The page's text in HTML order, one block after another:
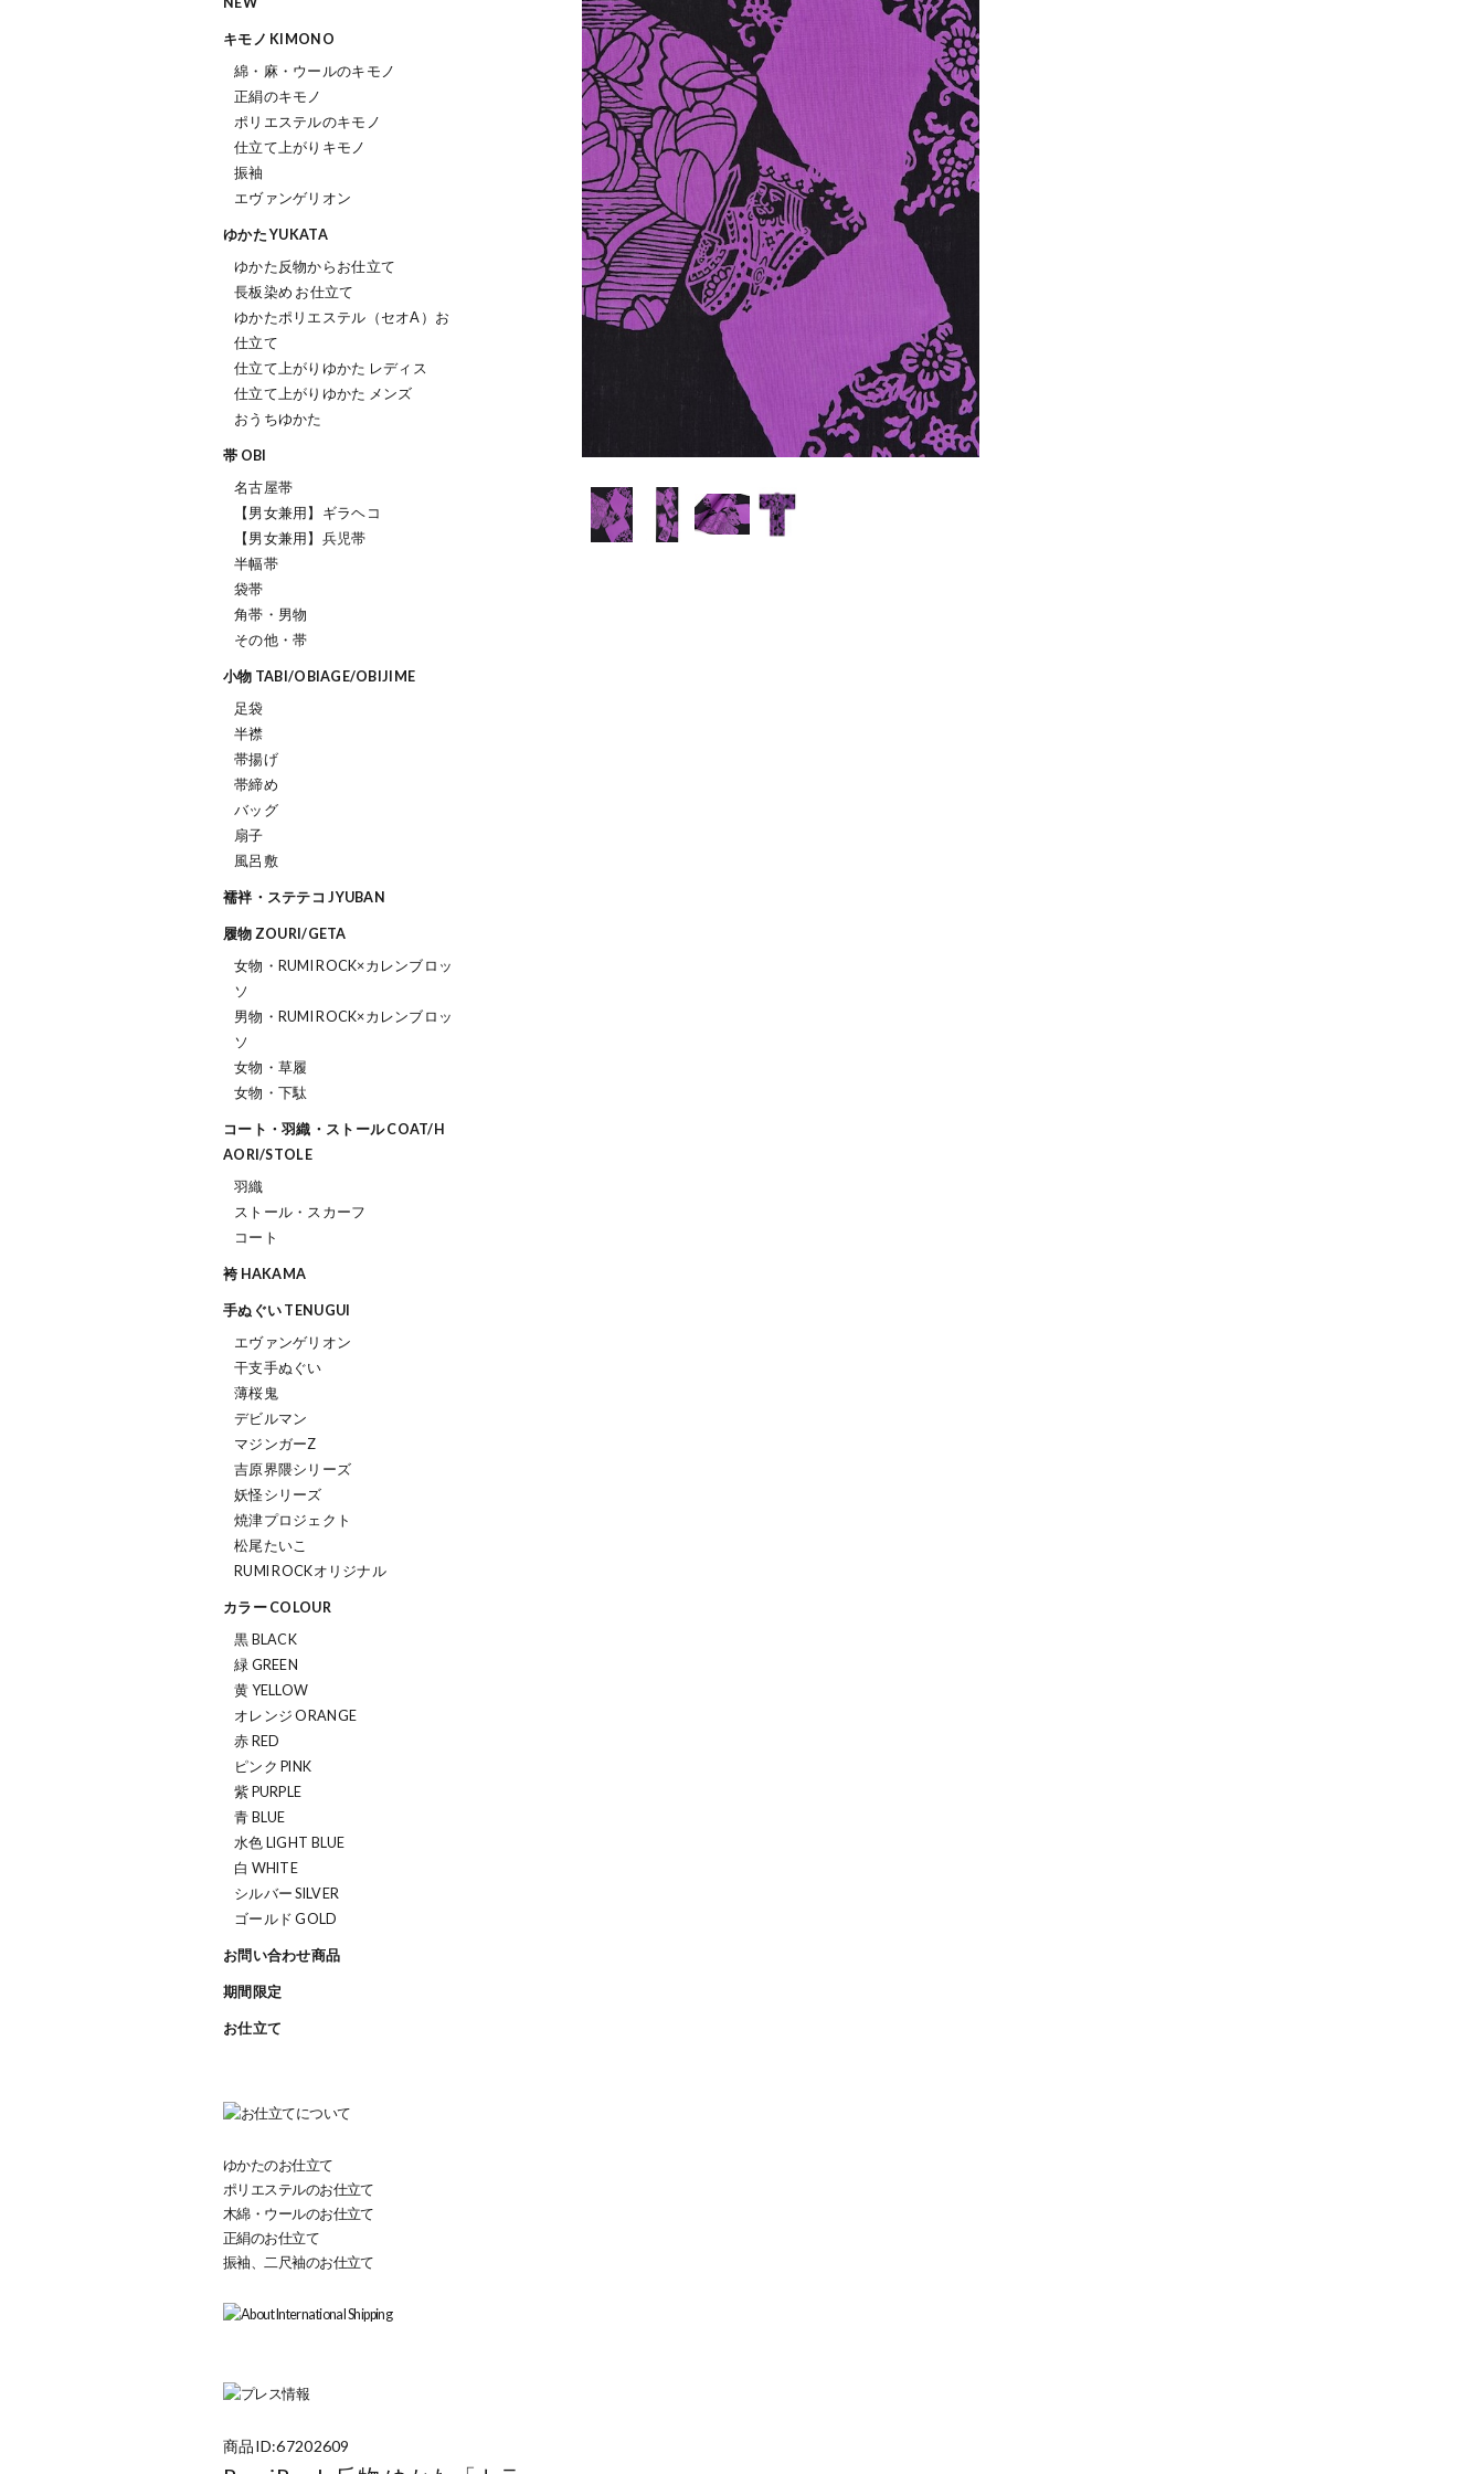
キモノ KIMONO
綿・麻・ウールのキモノ
正絹のキモノ
ポリエステルのキモノ
仕立て上がりキモノ
振袖
エヴァンゲリオン
ゆかた YUKATA
ゆかた反物からお仕立て
長板染め お仕立て
ゆかたポリエステル（セオΑ）お
仕立て
仕立て上がりゆかた レディス
仕立て上がりゆかた メンズ
おうちゆかた
帯 OBI
名古屋帯
【男女兼用】ギラヘコ
【男女兼用】兵児帯
半幅帯
袋帯
角帯・男物
その他・帯
小物 TABI/OBIAGE/OBIJIME
足袋
半襟
帯揚げ
帯締め
バッグ
扇子
風呂敷
襦袢・ステテコ JYUBAN
履物 ZOURI/GETA
女物・RUMI ROCK×カレンブロッ
ソ
男物・RUMI ROCK×カレンブロッ
ソ
女物・草履
女物・下駄
コート・羽織・ストール COAT/H
AORI/STOLE
羽織
ストール・スカーフ
コート
袴 HAKAMA
手ぬぐい TENUGUI
エヴァンゲリオン
干支手ぬぐい
薄桜鬼
デビルマン
マジンガーZ
吉原界隈シリーズ
妖怪シリーズ
焼津プロジェクト
松尾たいこ
RUMI ROCKオリジナル
カラー COLOUR
黒 BLACK
緑 GREEN
黄 YELLOW
オレンジ ORANGE
赤 RED
ピンク PINK
紫 PURPLE
青 BLUE
水色 LIGHT BLUE
白 WHITE
シルバー SILVER
ゴールド GOLD
お問い合わせ商品
期間限定
お仕立て
ゆかたのお仕立て
ポリエステルのお仕立て
木綿・ウールのお仕立て
正絹のお仕立て
振袖、二尺袖のお仕立て
商品ID:67202609